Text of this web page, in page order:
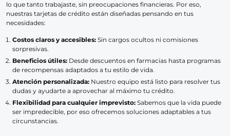
lo que tanto trabajaste, sin preocupaciones financieras. Por eso,
nuestras tarjetas de crédito están diseñadas pensando en tus
necesidades:
Costos claros y accesibles: Sin cargos ocultos ni comisiones
sorpresivas.
Beneficios útiles: Desde descuentos en farmacias hasta programas
de recompensas adaptados a tu estilo de vida.
Atención personalizada: Nuestro equipo está listo para resolver tus
dudas y ayudarte a aprovechar al máximo tu crédito.
Flexibilidad para cualquier imprevisto: Sabemos que la vida puede
ser impredecible, por eso ofrecemos soluciones adaptables a tus
circunstancias.